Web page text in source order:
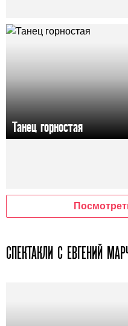
Танец горностая
СПЕКТАКЛИ С ЕВГЕНИЙ